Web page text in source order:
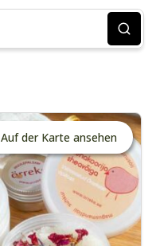
Auf der Karte ansehen